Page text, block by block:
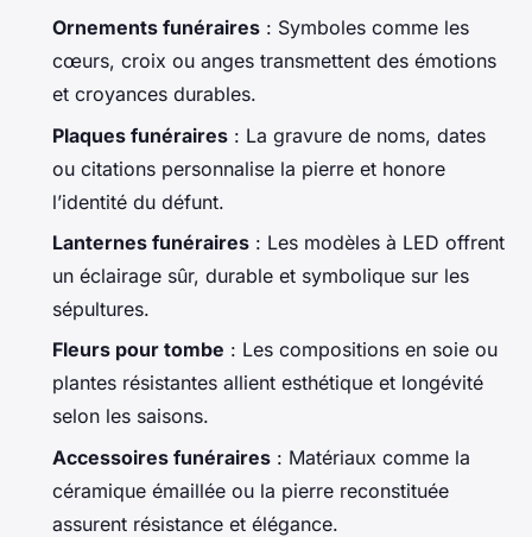
tombe qui honorent les
défunts
01/07/2026 07:01
Ornements funéraires : Symboles comme les
cœurs, croix ou anges transmettent des émotions
et croyances durables.
Plaques funéraires : La gravure de noms, dates
ou citations personnalise la pierre et honore
l’identité du défunt.
Lanternes funéraires : Les modèles à LED offrent
un éclairage sûr, durable et symbolique sur les
sépultures.
Fleurs pour tombe : Les compositions en soie ou
plantes résistantes allient esthétique et longévité
selon les saisons.
Accessoires funéraires : Matériaux comme la
céramique émaillée ou la pierre reconstituée
assurent résistance et élégance.